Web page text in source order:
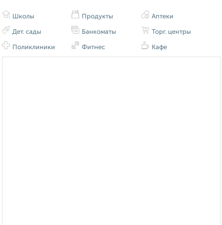
Школы
Дет. сады
Поликлиники
Продукты
Банкоматы
Фитнес
Аптеки
Торг. центры
Кафе